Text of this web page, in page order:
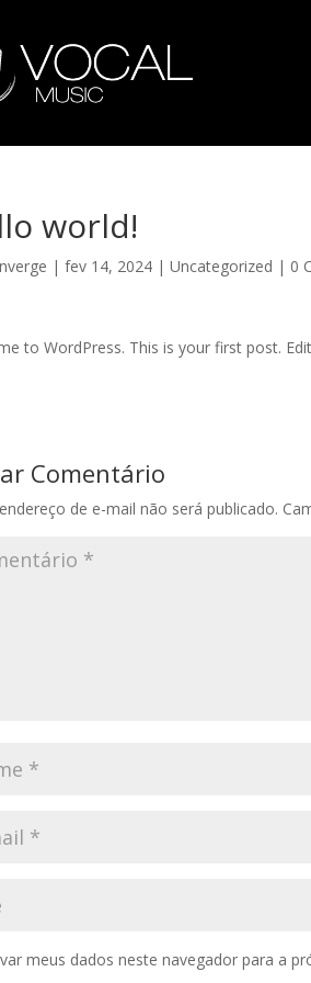
world!
|fev 14, 2024 |Uncategorized | 0
to WordPress. This is your first post.
Comentário
de e-mail não será publicado.
meus dados neste navegador para a